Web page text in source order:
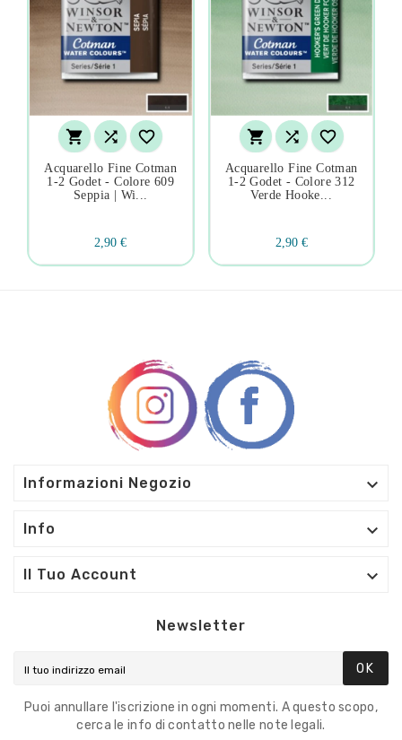
  
Acquarello Fine Cotman
1-2 Godet - Colore 609
Seppia | Wi...
2,90 €
  
Acquarello Fine Cotman
1-2 Godet - Colore 312
Verde Hooke...
2,90 €
Informazioni Negozio 
Info 
Il Tuo Account 
Newsletter
OK
Puoi annullare l'iscrizione in ogni momenti. A questo scopo,
cerca le info di contatto nelle note legali.